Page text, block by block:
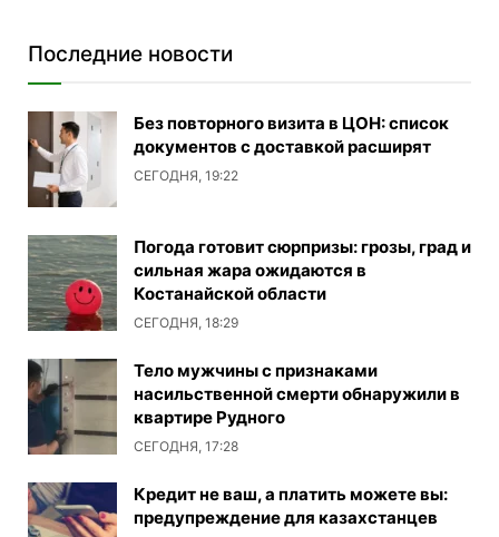
Последние новости
Без повторного визита в ЦОН: список
документов с доставкой расширят
СЕГОДНЯ, 19:22
Погода готовит сюрпризы: грозы, град и
сильная жара ожидаются в
Костанайской области
СЕГОДНЯ, 18:29
Тело мужчины с признаками
насильственной смерти обнаружили в
квартире Рудного
СЕГОДНЯ, 17:28
Кредит не ваш, а платить можете вы:
предупреждение для казахстанцев